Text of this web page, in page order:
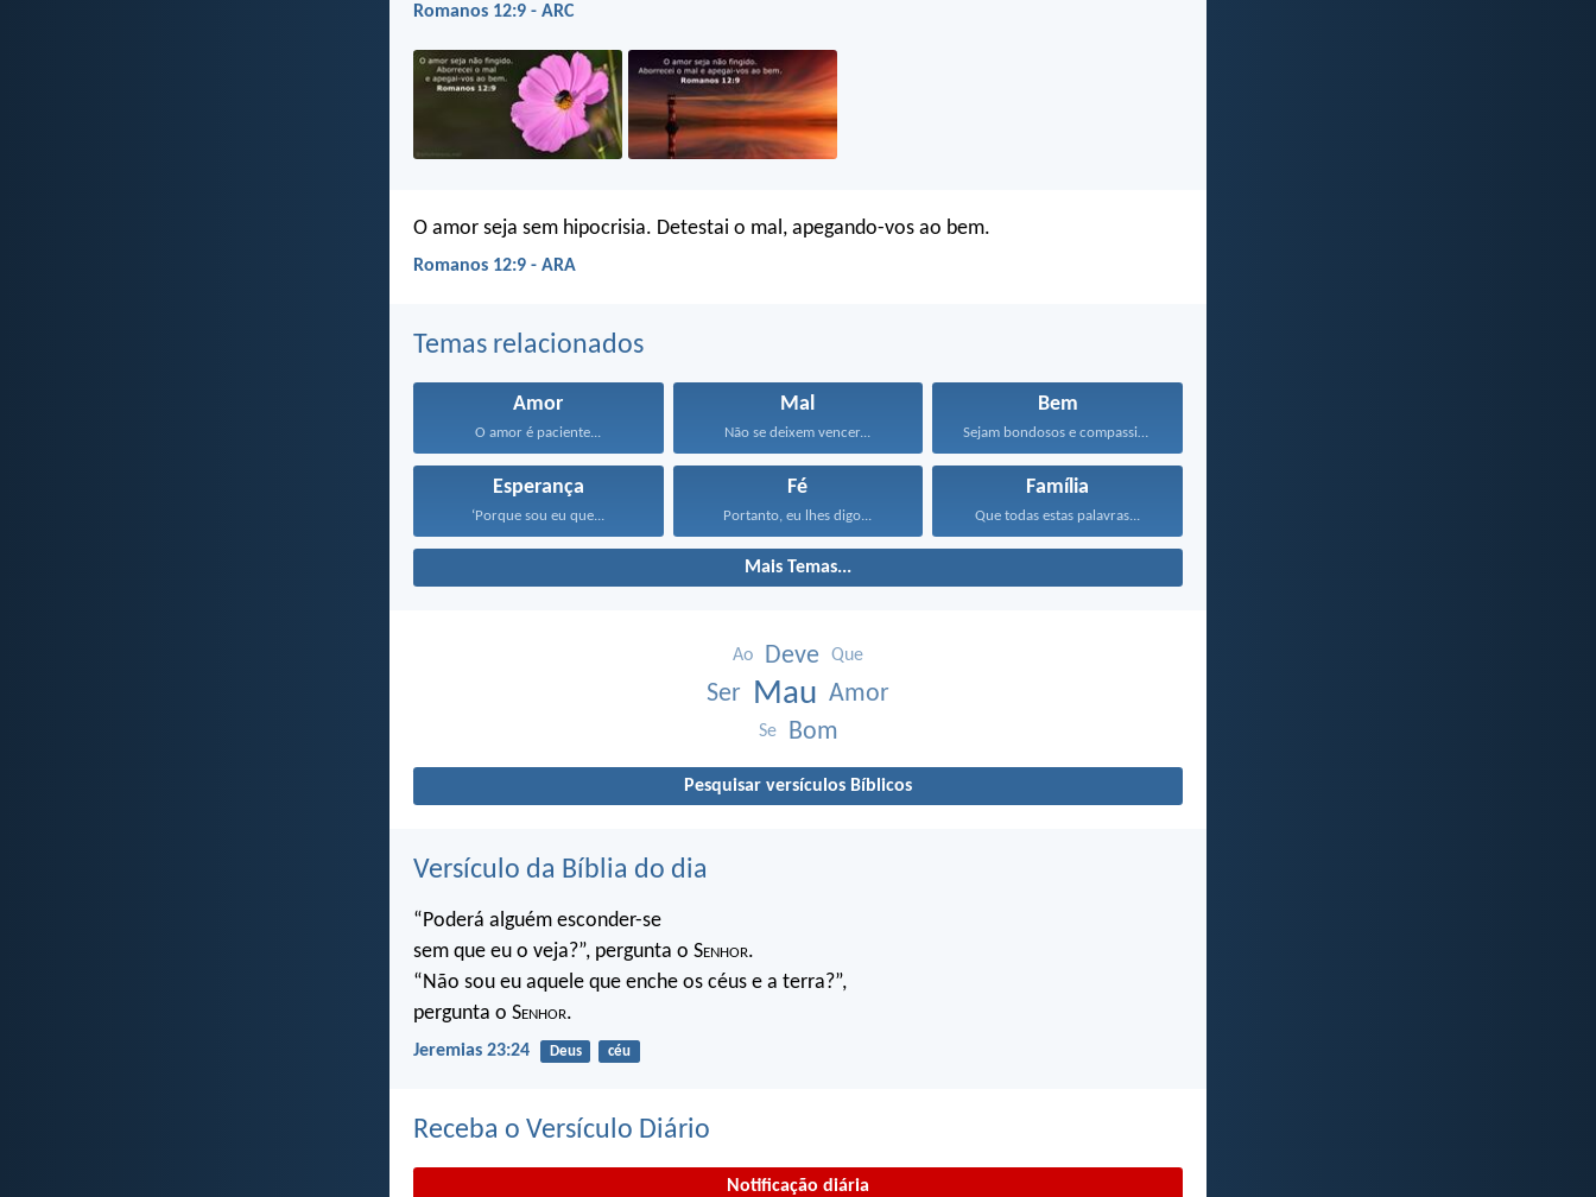
Romanos 12:9 - ARC
O amor seja sem hipocrisia. Detestai o mal, apegando-vos ao bem.
Romanos 12:9 - ARA
Temas relacionados
Amor
O amor é paciente...
Mal
Não se deixem vencer...
Bem
Sejam bondosos e compassivos...
Esperança
‘Porque sou eu que...
Fé
Portanto, eu lhes digo...
Família
Que todas estas palavras...
Mais Temas...
Ao Deve Que
Ser Mau Amor
Se Bom
Pesquisar versículos Bíblicos
Versículo da Bíblia do dia
“Poderá alguém esconder-se
sem que eu o veja?”, pergunta o Senhor.
“Não sou eu aquele que enche os céus e a terra?”,
pergunta o Senhor.
Jeremias 23:24 Deus céu
Receba o Versículo Diário
Notificação diária